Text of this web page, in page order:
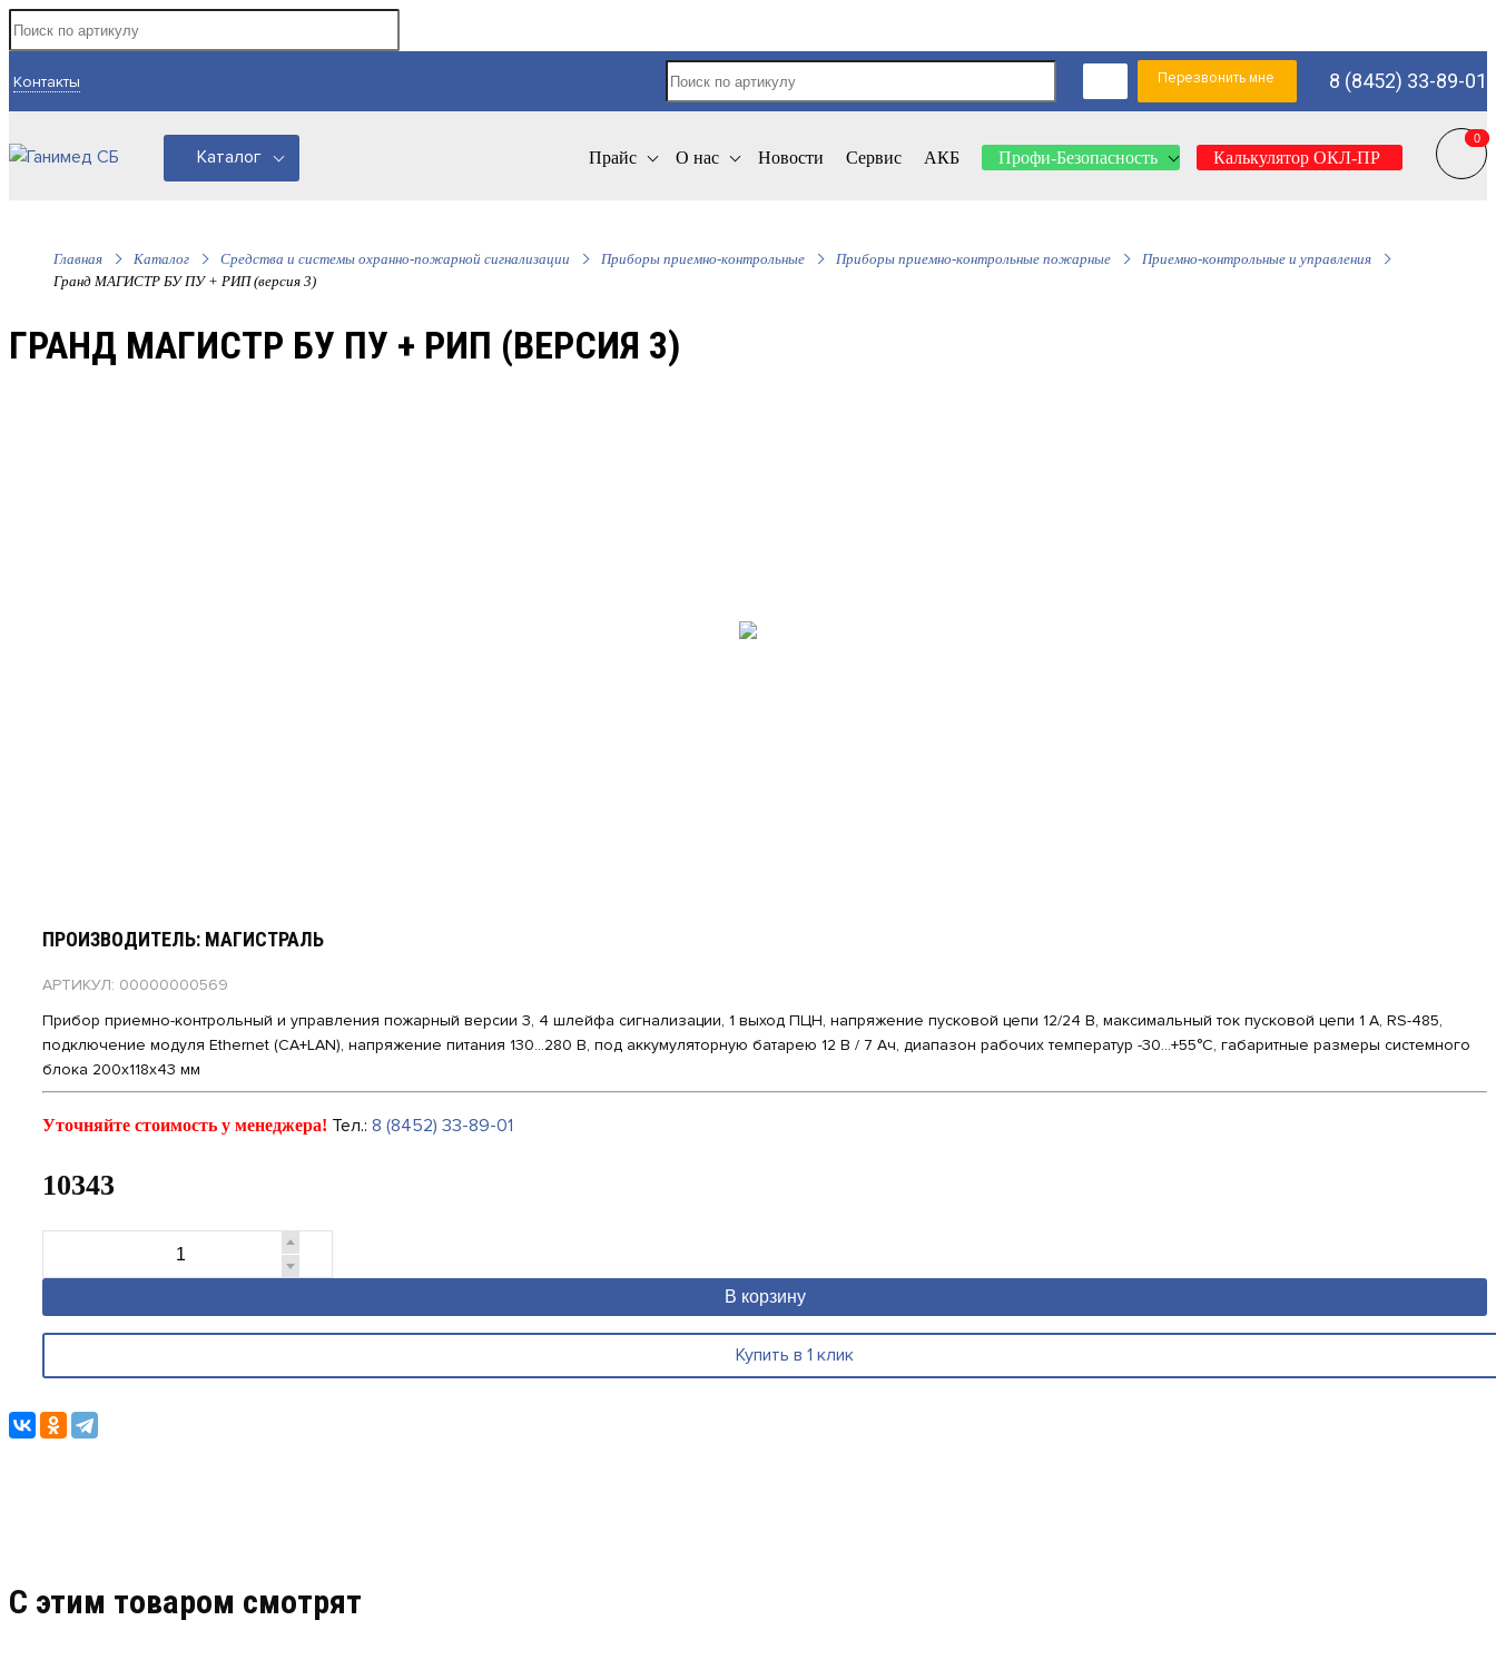
Контакты Перезвонить мне 8 (8452) 33-89-01
0
0
Прайс О нас Новости Сервис АКБ Профи-Безопасность Калькулятор ОКЛ-ПР
Каталог
Главная Каталог Средства и системы охранно-пожарной сигнализации Приборы приемно-контрольные Приборы приемно-контрольные пожарные
Приемно-контрольные и управления
Гранд МАГИСТР БУ ПУ + РИП (версия 3)
ГРАНД МАГИСТР БУ ПУ + РИП (ВЕРСИЯ 3)
ПРОИЗВОДИТЕЛЬ: МАГИСТРАЛЬ
АРТИКУЛ: 00000000569
Прибор приемно-контрольный и управления пожарный версии 3, 4 шлейфа сигнализации, 1 выход ПЦН, напряжение пусковой цепи 12/24 В, максимальный ток пусковой цепи 1 А, RS-485,
подключение модуля Ethernet (СА+LAN), напряжение питания 130...280 В, под аккумуляторную батарею 12 В / 7 Ач, диапазон рабочих температур -30...+55°С, габаритные размеры системного
блока 200х118х43 мм
Уточняйте стоимость у менеджера! Тел.: 8 (8452) 33-89-01
10343
В корзину
Купить в 1 клик
C этим товаром смотрят